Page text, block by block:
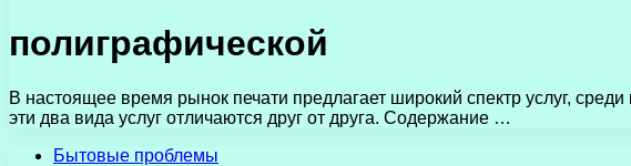
полиграфической
В настоящее время рынок печати предлагает широкий спектр услуг,
эти два вида услуг отличаются друг от друга. Содержание …
Бытовые проблемы